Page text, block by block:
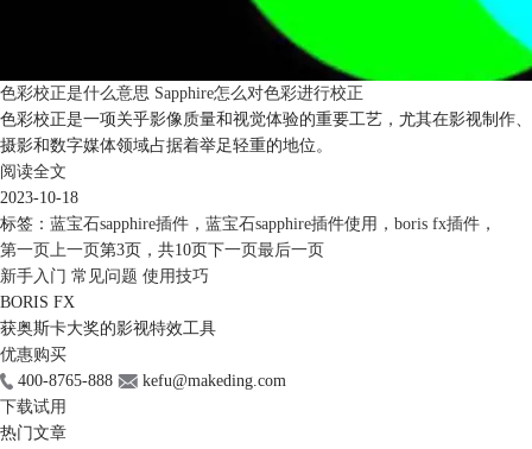
色彩校正是什么意思 Sapphire怎么对色彩进行校正
色彩校正是一项关乎影像质量和视觉体验的重要工艺，尤其在影视制作、
摄影和数字媒体领域占据着举足轻重的地位。
阅读全文
2023-10-18
标签： 蓝宝石sapphire插件 ， 蓝宝石sapphire插件使用 ， boris fx插件 ，
第一页上一页第3页， 共10页下一页最后一页
新手入门 常见问题 使用技巧
BORIS FX
获奥斯卡大奖的影视特效工具
优惠购买
400-8765-888
kefu@makeding.com
下载试用
热门文章